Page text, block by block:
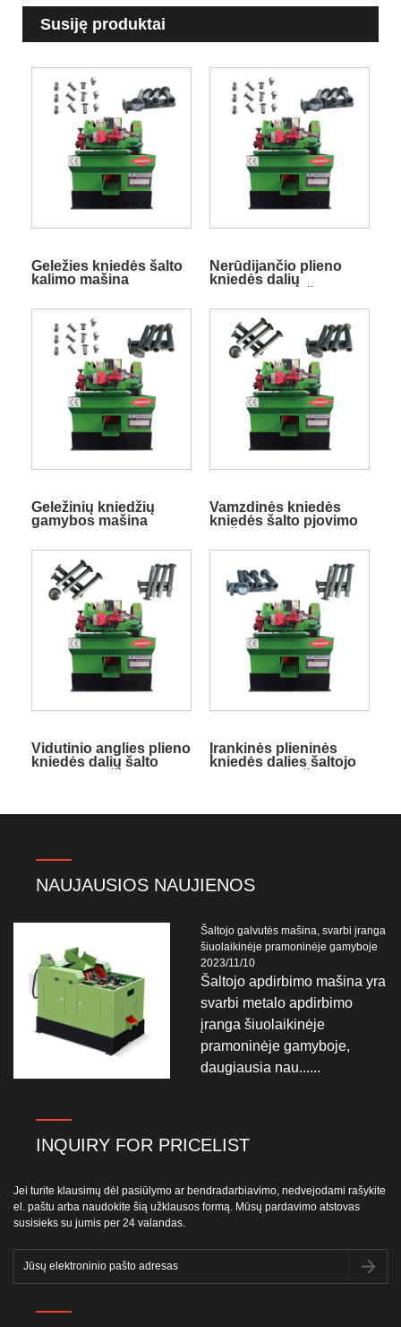
Susiję produktai
Geležies kniedės šalto
kalimo mašina
Nerūdijančio plieno
kniedės dalių
Geležinių kniedžių
gamybos mašina
Vamzdinės kniedės
kniedės šalto pjovimo
Vidutinio anglies plieno
kniedės dalių šalto
Įrankinės plieninės
kniedės dalies šaltojo
NAUJAUSIOS NAUJIENOS
Šaltojo galvutės mašina, svarbi įranga
šiuolaikinėje pramoninėje gamyboje
2023/11/10
Šaltojo apdirbimo mašina yra
svarbi metalo apdirbimo
įranga šiuolaikinėje
pramoninėje gamyboje,
daugiausia nau......
INQUIRY FOR PRICELIST
Jei turite klausimų dėl pasiūlymo ar bendradarbiavimo, nedvejodami rašykite
el. paštu arba naudokite šią užklausos formą. Mūsų pardavimo atstovas
susisieks su jumis per 24 valandas.